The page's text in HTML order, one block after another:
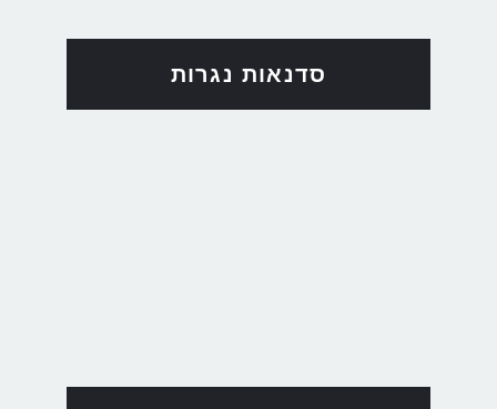
סדנאות נגרות